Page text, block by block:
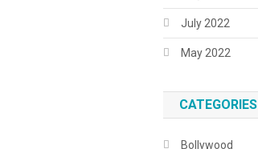
July 2022
May 2022
CATEGORIES
Bollywood